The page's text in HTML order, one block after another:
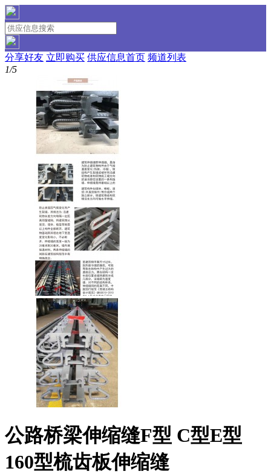
分享好友 立即购买 供应信息首页 频道列表
1/5
公路桥梁伸缩缝F型 C型E型
160型梳齿板伸缩缝